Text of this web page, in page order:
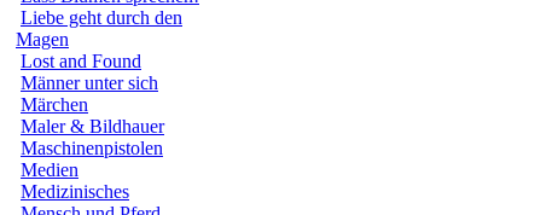
Liebe geht durch den
Magen
Lost and Found
Männer unter sich
Märchen
Maler & Bildhauer
Maschinenpistolen
Medien
Medizinisches